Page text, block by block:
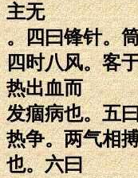
主无
。四曰锋针。
四时八风。客
热出血而
发痼病也。五
热争。两气相
也。六曰